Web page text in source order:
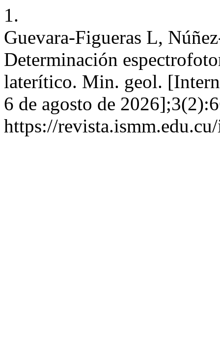
1.
Guevara-Figueras L,
Determinación
laterítico. Min. geol.
6 de agosto de
https://